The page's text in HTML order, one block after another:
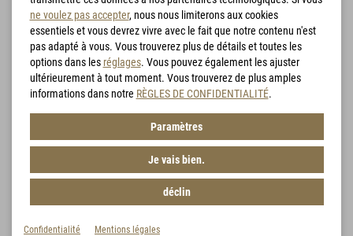
ne voulez pas accepter, nous nous limiterons aux cookies
essentiels et vous devrez vivre avec le fait que notre contenu n'est
pas adapté à vous. Vous trouverez plus de détails et toutes les
options dans les réglages. Vous pouvez également les ajuster
ultérieurement à tout moment. Vous trouverez de plus amples
informations dans notre RÈGLES DE CONFIDENTIALITÉ.
Paramètres
Je vais bien.
déclin
Confidentialité Mentions légales